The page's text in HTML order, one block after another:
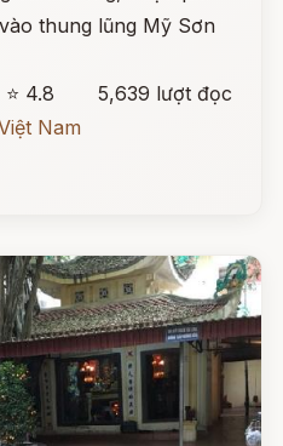
thung lũng Mỹ Sơn
⭐ 4.8
5,639 lượt đọc
Nam